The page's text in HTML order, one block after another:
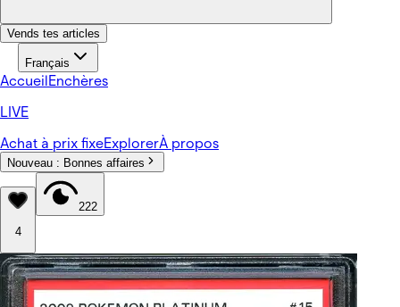
Vends tes articles
Français
AccueilEnchères
LIVE
Achat à prix fixeExplorerÀ propos
Nouveau : Bonnes affaires
4
222